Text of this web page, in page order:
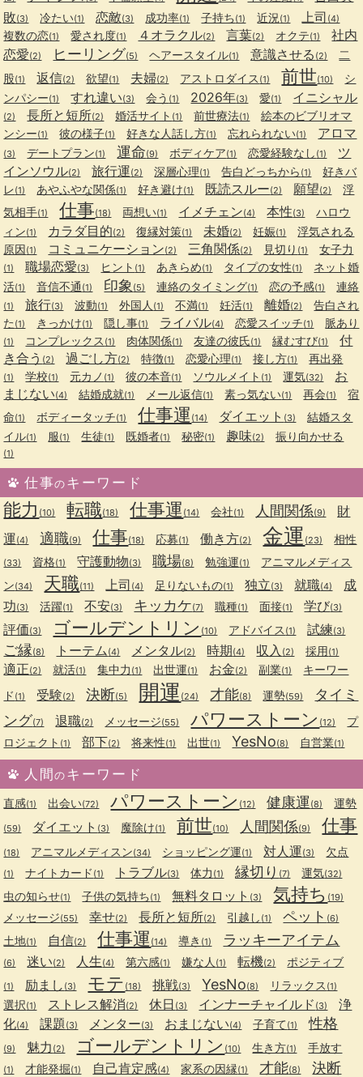
敗(3) 冷たい(1) 恋敵(3) 成功率(1) 子持ち(1) 近況 (1) 上司 (4)
複数の恋(1) 愛され度(1) ４オラクル(2) 言葉(2) オクテ(1)
社内
恋愛(2) ヒーリング(5) ヘアースタイル(1) 意識させる (2)
二
股(1) 返信(2) 欲望(1) 夫婦(2) アストロダイス (1) 前世(10)
シ
ンパシー(1) すれ違い(3) 会う (1) 2026年(3) 愛(1) イニシャル
(2) 長所と短所(2) 婚活サイト (1) 前世療法(1)
絵本のビブリオマ
ンシー(1) 彼の様子(1) 好きな人話し方(1) 忘れられない(1) アロマ
(3) デートプラン(1) 運命(9) ボディケア(1) 恋愛経験なし (1)
ツ
インソウル(2) 旅行運(2) 深層心理(1) 告白どっちから (1)
好きバ
レ(1) あやふやな関係(1) 好き避け(1) 既読スルー(2) 願望(2)
浮
気相手(1) 仕事(18) 両想い(1) イメチェン(4) 本性(3)
ハロウ
ィン(1) カラダ目的(2) 復縁対策(1) 未婚(2) 妊娠(1)
浮気される
原因(1) コミュニケーション(2) 三角関係(2) 見切り (1) 女子力
(1) 職場恋愛(3) ヒント (1) あきらめ(1) タイプの女性(1)
ネット婚
活(1) 音信不通 (1) 印象 (5) 連絡のタイミング(1) 恋の予感(1) 連絡
(1) 旅行(3) 波動(1) 外国人 (1) 不満(1) 妊活(1) 離婚(2)
告白され
た (1) きっかけ(1) 隠し事(1) ライバル(4) 恋愛スイッチ(1) 脈あり
(1) コンプレックス (1) 肉体関係(1) 友達の彼氏(1) 縁むすび(1)
付
き合う (2) 過ごし方(2) 特徴(1) 恋愛心理(1) 接し方(1) 再出発
(1) 学校(1) 元カノ (1) 彼の本音(1) ソウルメイト (1) 運気(32)
お
まじない(4) 結婚成就(1) メール返信(1) 素っ気ない(1) 再会(1)
宿
命(1) ボディータッチ(1) 仕事運 (14) ダイエット (3)
結婚スタ
イル(1) 服(1) 生徒(1) 既婚者(1) 秘密(1) 趣味(2) 振り向かせる
(1)
仕事のキーワード
能力 (10) 転職(18) 仕事運 (14) 会社(1) 人間関係(9)
財
運(4) 適職(9) 仕事(18) 応募(1) 働き方(2) 金運 (23) 相性
(33) 資格(1) 守護動物(3) 職場(8) 勉強運(1)
アニマルメディス
ン(34) 天職(11) 上司 (4) 足りないもの(1) 独立(3) 就職(4)
成
功(3) 活躍(1) 不安(3) キッカケ(7) 職種(1) 面接(1) 学び(3)
評価(3) ゴールデントリン (10) アドバイス (1) 試練(3)
ご縁(8) トーテム (4) メンタル(2) 時期(4) 収入 (2) 採用(1)
適正(2) 就活(1) 集中力 (1) 出世運(1) お金(2) 副業(1)
キーワー
ド (1) 受験(2) 決断(5) 開運 (24) 才能(8) 運勢(59)
タイミ
ング(7) 退職(2) メッセージ(55) パワーストーン (12)
プ
ロジェクト (1) 部下(2) 将来性(1) 出世(1) YesNo(8) 自営業(1)
人間のキーワード
直感(1) 出会い(72) パワーストーン (12) 健康運(8) 運勢
(59) ダイエット (3) 魔除け(1) 前世(10) 人間関係(9) 仕事
(18) アニマルメディスン(34) ショッピング運(1) 対人運(3) 欠点
(1) ナイトカード (1) トラブル(3) 体力 (1) 縁切り (7) 運気(32)
虫の知らせ(1) 子供の気持ち(1) 無料タロット (3) 気持ち (19)
メッセージ(55) 幸せ(2) 長所と短所(2) 引越し (1) ペット (6)
土地(1) 自信(2) 仕事運 (14) 導き (1) ラッキーアイテム
(6) 迷い(2) 人生(4) 第六感(1) 嫌な人 (1) 転機(2) ポジティブ
(1) 励まし (3) モテ (18) 挑戦(3) YesNo(8) リラックス (1)
選択(1) ストレス解消(2) 休日 (3) インナーチャイルド (3)
浄
化(4) 課題 (3) メンター(3) おまじない(4) 子育て(1) 性格
(9) 魅力 (2) ゴールデントリン (10) 生き方(1) 手放す
(1) 才能発掘(1) 自己肯定感(4) 家系の因縁(1) 才能(8) 決断